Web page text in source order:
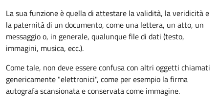
La sua funzione è quella di attestare la validità, la veridicità e
la paternità di un documento, come una lettera, un atto, un
messaggio o, in generale, qualunque file di dati (testo,
immagini, musica, ecc.).
Come tale, non deve essere confusa con altri oggetti chiamati
genericamente "elettronici", come per esempio la firma
autografa scansionata e conservata come immagine.